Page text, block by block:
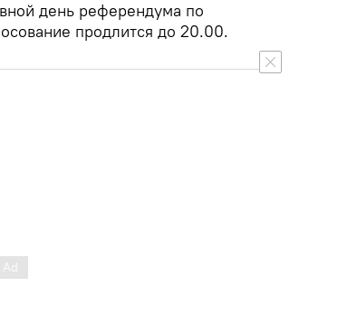
день референдума по
продлится до 20.00.